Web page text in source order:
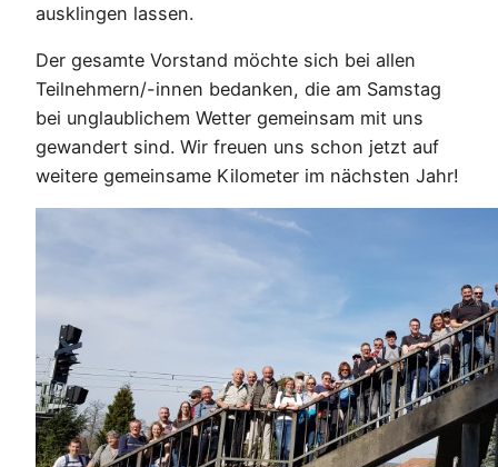
ausklingen lassen.
Der gesamte Vorstand möchte sich bei allen
Teilnehmern/-innen bedanken, die am Samstag
bei unglaublichem Wetter gemeinsam mit uns
gewandert sind. Wir freuen uns schon jetzt auf
weitere gemeinsame Kilometer im nächsten Jahr!